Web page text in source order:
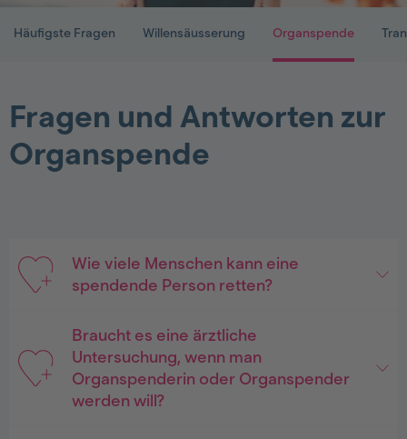
Häufigste Fragen Willensäusserung Organspende
Fragen und Antworten zur
Organspende
Wie viele Menschen kann eine
spendende Person retten?
Braucht es eine ärztliche
Untersuchung, wenn man
Organspenderin oder Organspender
werden will?